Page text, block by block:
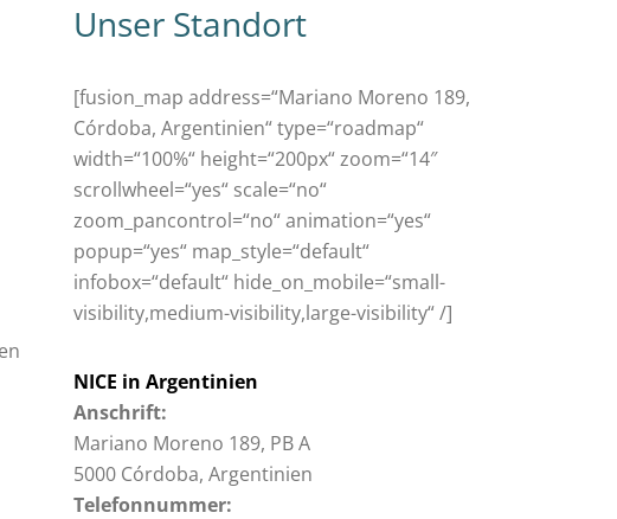
Unser Standort
[fusion_map address=“Mariano Moreno 189,
Córdoba, Argentinien“ type=“roadmap“
width=“100%“ height=“200px“ zoom=“14″
scrollwheel=“yes“ scale=“no“
zoom_pancontrol=“no“ animation=“yes“
popup=“yes“ map_style=“default“
infobox=“default“ hide_on_mobile=“small-
visibility,medium-visibility,large-visibility“ /]
NICE in Argentinien
Anschrift:
Mariano Moreno 189, PB A
5000 Córdoba, Argentinien
Telefonnummer: